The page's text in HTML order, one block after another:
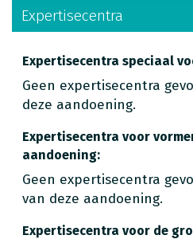
Expertisecentra
Expertisecentra speciaal
Geen expertisecentra
deze aandoening.
Expertisecentra voor
aandoening:
Geen expertisecentra
van deze aandoening.
Expertisecentra voor de